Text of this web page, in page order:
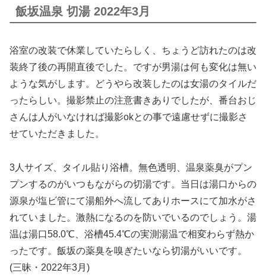
飯坂温泉 切湯 2022年3月
浴室の改装で休業していたらしく、ちょうど訪れたのは改
装終了後の再開直後でした。ですが男湯は何も変化は無い
ような気がします。どうやら改装したのは女湯のタイルだ
ったらしい。撮影禁止の注意書きありでしたが、番台おじ
さんは人がいなければ撮影okとの事で遠慮せずに撮影さ
せていただきました。
3人サイズ、タイル貼り浴槽。無色透明、温泉薬臭がプン
プンするのがいつもながらの切湯です。当日は湯口からの
源泉が塩ビ管にて湯船外へ流してありホースにて加水がさ
れていました。激熱になるのを防いでいるのでしょう。湯
温は湯口58.0℃、浴槽45.4℃の実測湯温で相変わらず熱か
ったです。飯坂の薬臭を嗅ぎたいなら切湯がいいです。
(三昧・2022年3月)